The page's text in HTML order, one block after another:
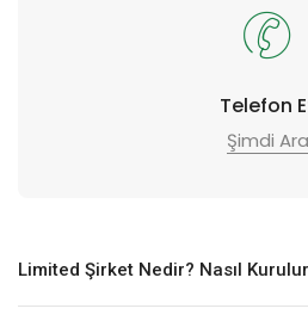
Telefon
Şimdi Ara
Limited Şirket Nedir? Nasıl